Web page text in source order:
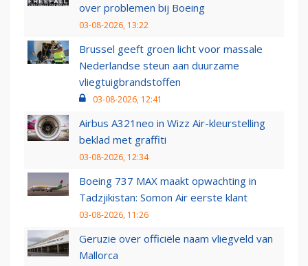
over problemen bij Boeing
03-08-2026, 13:22
Brussel geeft groen licht voor massale
Nederlandse steun aan duurzame
vliegtuigbrandstoffen
03-08-2026, 12:41
Airbus A321neo in Wizz Air-kleurstelling
beklad met graffiti
03-08-2026, 12:34
Boeing 737 MAX maakt opwachting in
Tadzjikistan: Somon Air eerste klant
03-08-2026, 11:26
Geruzie over officiële naam vliegveld van
Mallorca